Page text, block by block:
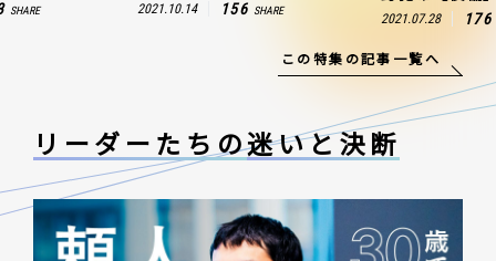
2021.07.28
この特集の記事一覧へ
リーダーたちの迷いと決断